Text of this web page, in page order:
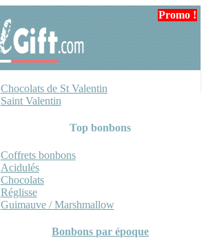
Chocolats de St Valentin
Saint Valentin
Top bonbons
Coffrets bonbons
Acidulés
Chocolats
Réglisse
Guimauve / Marshmallow
Bonbons par époque
Promo !
Promo !
Promo !